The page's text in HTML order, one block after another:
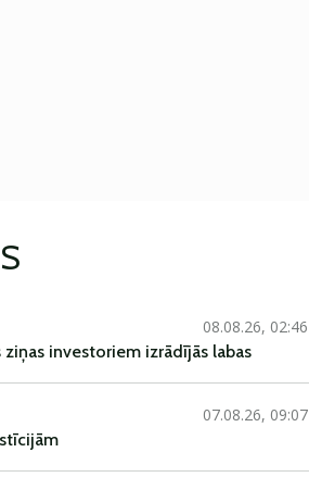
08.08.26, 02:46
investoriem izrādījās labas
07.08.26, 09:07